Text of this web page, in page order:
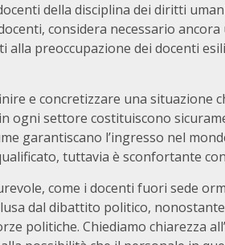
della disciplina dei diritti
considera necessario
preoccupazione dei docenti
e concretizzare una situazione
ogni settore costituiscono
garantiscano l’ingresso nel
tuttavia è sconfortante
come i docenti fuori sede
dal dibattito politico,
politiche. Chiediamo chiarezza